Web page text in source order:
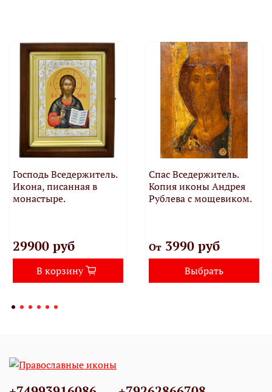
Господь Вседержитель.
Икона, писанная в
монастыре.
29900 руб
В корзину
Спас Вседержитель.
Копия иконы Андрея
Рублева с мощевиком.
От3990 руб
Выбрать